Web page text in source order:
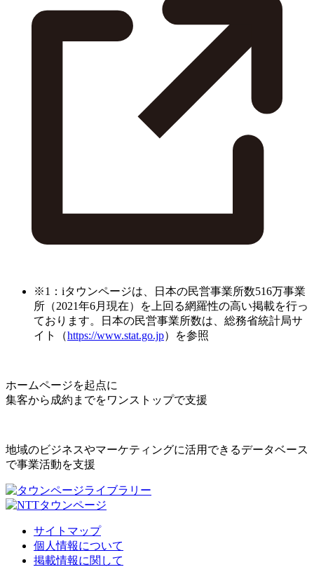
※1：iタウンページは、日本の民営事業所数516万事業
所（2021年6月現在）を上回る網羅性の高い掲載を行っ
ております。日本の民営事業所数は、総務省統計局サ
イト（https://www.stat.go.jp）を参照
ホームページを起点に
集客から成約までをワンストップで支援
地域のビジネスやマーケティングに活用できるデータベース
で事業活動を支援
サイトマップ
個人情報について
掲載情報に関して